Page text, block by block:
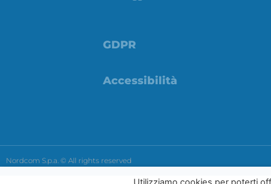
GDPR
Accessibilità
Nordcom S.p.a. © All rights reserved